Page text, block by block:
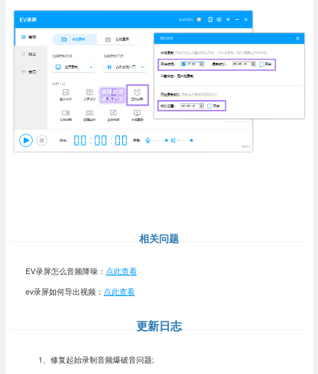
相关问题
EV录屏怎么音频降噪： 点此查看
ev录屏如何导出视频： 点此查看
更新日志
1、修复起始录制音频爆破音问题;